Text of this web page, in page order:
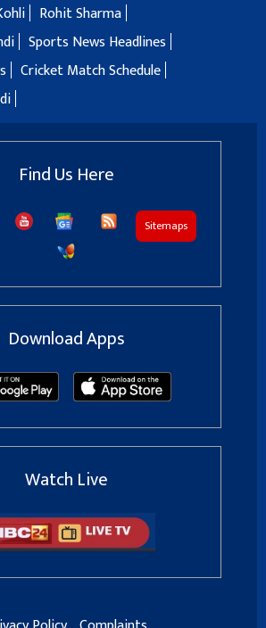
Rohit Sharma
Sports News Headlines
Cricket Match Schedule
Find Us Here
Sitemaps
Download Apps
Watch Live